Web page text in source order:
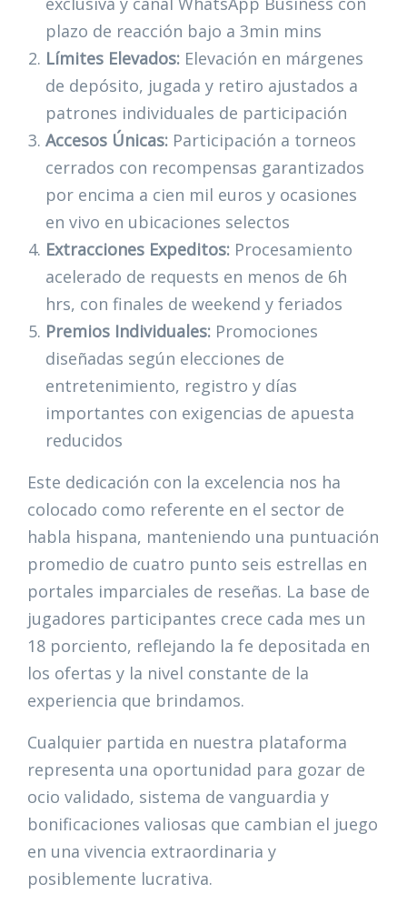
plazo de reacción bajo a 3min mins
Límites Elevados: Elevación en márgenes
de depósito, jugada y retiro ajustados a
patrones individuales de participación
Accesos Únicas: Participación a torneos
cerrados con recompensas garantizados
por encima a cien mil euros y ocasiones
en vivo en ubicaciones selectos
Extracciones Expeditos: Procesamiento
acelerado de requests en menos de 6h
hrs, con finales de weekend y feriados
Premios Individuales: Promociones
diseñadas según elecciones de
entretenimiento, registro y días
importantes con exigencias de apuesta
reducidos
Este dedicación con la excelencia nos ha
colocado como referente en el sector de
habla hispana, manteniendo una puntuación
promedio de cuatro punto seis estrellas en
portales imparciales de reseñas. La base de
jugadores participantes crece cada mes un
18 porciento, reflejando la fe depositada en
los ofertas y la nivel constante de la
experiencia que brindamos.
Cualquier partida en nuestra plataforma
representa una oportunidad para gozar de
ocio validado, sistema de vanguardia y
bonificaciones valiosas que cambian el juego
en una vivencia extraordinaria y
posiblemente lucrativa.